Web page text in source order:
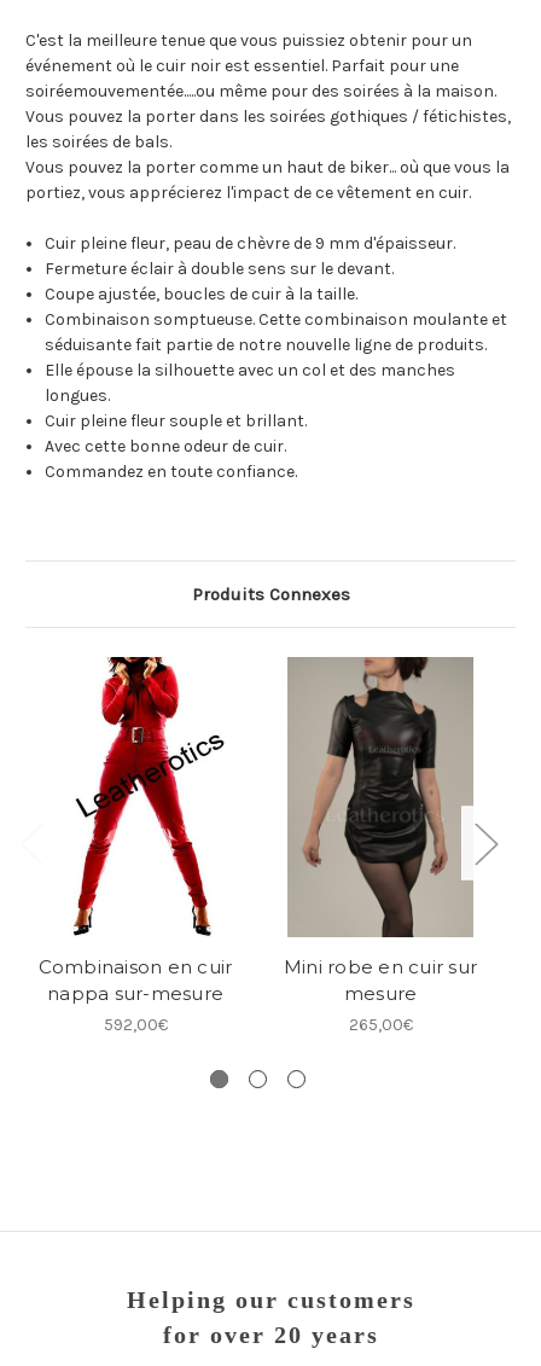
C'est la meilleure tenue que vous puissiez obtenir pour un
événement où le cuir noir est essentiel. Parfait pour une
soiréemouvementée.....ou même pour des soirées à la maison.
Vous pouvez la porter dans les soirées gothiques / fétichistes,
les soirées de bals.
Vous pouvez la porter comme un haut de biker... où que vous la
portiez, vous apprécierez l'impact de ce vêtement en cuir.
Cuir pleine fleur, peau de chèvre de 9 mm d'épaisseur.
Fermeture éclair à double sens sur le devant.
Coupe ajustée, boucles de cuir à la taille.
Combinaison somptueuse. Cette combinaison moulante et
séduisante fait partie de notre nouvelle ligne de produits.
Elle épouse la silhouette avec un col et des manches
longues.
Cuir pleine fleur souple et brillant.
Avec cette bonne odeur de cuir.
Commandez en toute confiance.
Produits Connexes
Combinaison en cuir
nappa sur-mesure
592,00€
Mini robe en cuir sur
mesure
265,00€
Helping our customers
for over 20 years